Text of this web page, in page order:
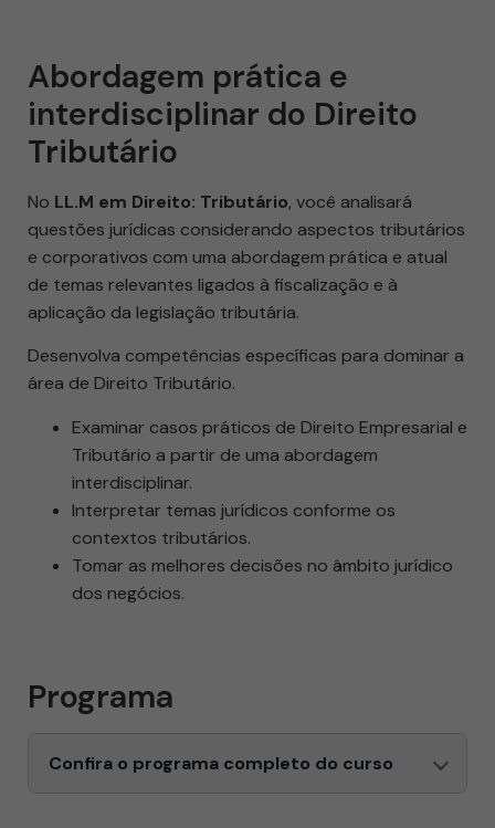
Abordagem prática e
interdisciplinar do Direito
Tributário
No LL.M em Direito: Tributário, você analisará
questões jurídicas considerando aspectos tributários
e corporativos com uma abordagem prática e atual
de temas relevantes ligados à fiscalização e à
aplicação da legislação tributária.
Desenvolva competências específicas para dominar a
área de Direito Tributário.
Examinar casos práticos de Direito Empresarial e
Tributário a partir de uma abordagem
interdisciplinar.
Interpretar temas jurídicos conforme os
contextos tributários.
Tomar as melhores decisões no âmbito jurídico
dos negócios.
Programa
Confira o programa completo do curso